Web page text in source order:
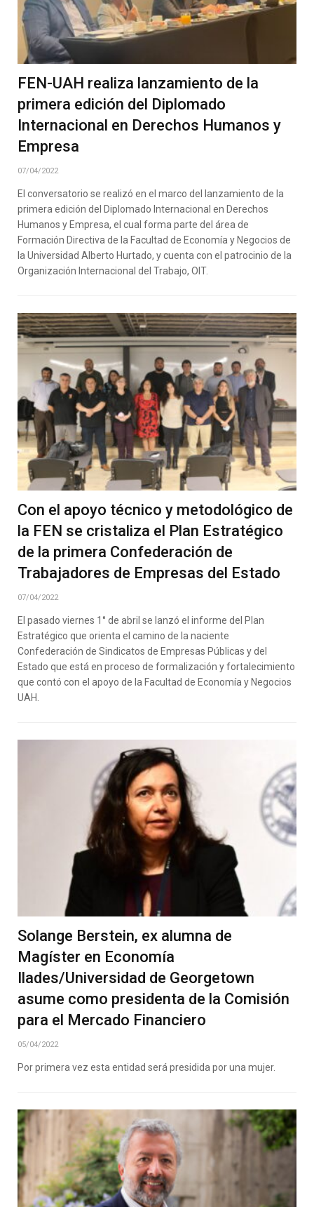
FEN-UAH realiza lanzamiento de la
primera edición del Diplomado
Internacional en Derechos Humanos y
Empresa
07/04/2022
El conversatorio se realizó en el marco del lanzamiento de la
primera edición del Diplomado Internacional en Derechos
Humanos y Empresa, el cual forma parte del área de
Formación Directiva de la Facultad de Economía y Negocios de
la Universidad Alberto Hurtado, y cuenta con el patrocinio de la
Organización Internacional del Trabajo, OIT.
Con el apoyo técnico y metodológico de
la FEN se cristaliza el Plan Estratégico
de la primera Confederación de
Trabajadores de Empresas del Estado
07/04/2022
El pasado viernes 1° de abril se lanzó el informe del Plan
Estratégico que orienta el camino de la naciente
Confederación de Sindicatos de Empresas Públicas y del
Estado que está en proceso de formalización y fortalecimiento
que contó con el apoyo de la Facultad de Economía y Negocios
UAH.
Solange Berstein, ex alumna de
Magíster en Economía
Ilades/Universidad de Georgetown
asume como presidenta de la Comisión
para el Mercado Financiero
05/04/2022
Por primera vez esta entidad será presidida por una mujer.